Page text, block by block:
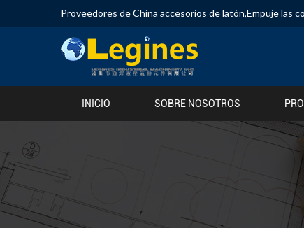
Proveedores de China accesorios de latón,Empuje las
INICIO SOBRE NOSOTROS